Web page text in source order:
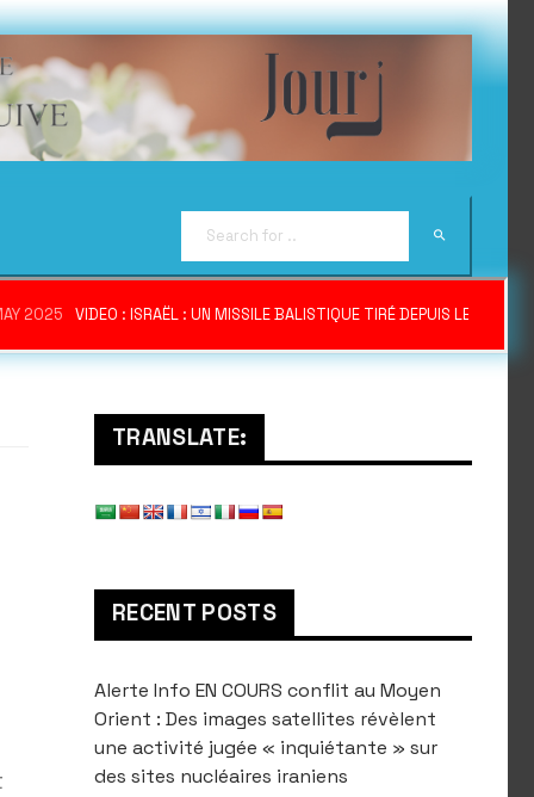
2025 VIDEO : ISRAËL : UN MISSILE BALISTIQUE TIRÉ DEPUIS LE YÉMEN
TRANSLATE:
RECENT POSTS
Alerte Info EN COURS conflit au Moyen
Orient : Des images satellites révèlent
une activité jugée « inquiétante » sur
des sites nucléaires iraniens